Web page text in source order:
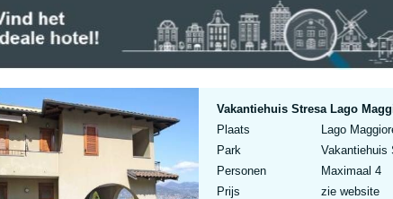
Vakantiehuis Stresa Lago
Plaats
Lago
Park
Vakantiehuis
Personen
Maximaal 4
Prijs
zie website